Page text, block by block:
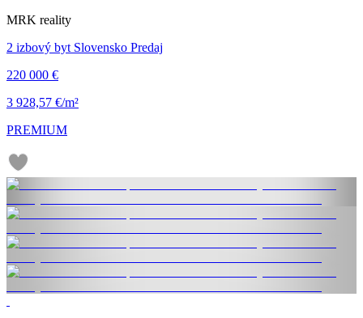
MRK reality
2 izbový byt Slovensko Predaj
220 000 €
3 928,57 €/m²
PREMIUM